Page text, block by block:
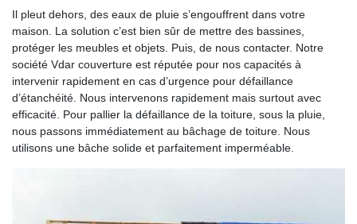
Il pleut dehors, des eaux de pluie s’engouffrent dans votre
maison. La solution c’est bien sûr de mettre des bassines,
protéger les meubles et objets. Puis, de nous contacter. Notre
société Vdar couverture est réputée pour nos capacités à
intervenir rapidement en cas d’urgence pour défaillance
d’étanchéité. Nous intervenons rapidement mais surtout avec
efficacité. Pour pallier la défaillance de la toiture, sous la pluie,
nous passons immédiatement au bâchage de toiture. Nous
utilisons une bâche solide et parfaitement imperméable.